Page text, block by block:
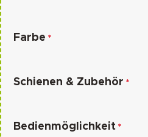
Farbe *
Schienen & Zubehör *
Bedienmöglichkeit *